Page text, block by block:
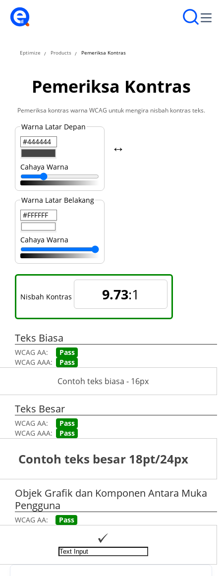
Eptimize Products Pemeriksa Kontras
Pemeriksa Kontras
Pemeriksa kontras warna WCAG untuk mengira nisbah kontras teks.
Warna Latar Depan
Cahaya Warna
↔️
Warna Latar Belakang
Cahaya Warna
Nisbah Kontras 9.73:1
Teks Biasa
WCAG AA:
Pass
WCAG AAA:
Pass
Contoh teks biasa - 16px
Teks Besar
WCAG AA:
Pass
WCAG AAA:
Pass
Contoh teks besar 18pt/24px
Objek Grafik dan Komponen Antara Muka
Pengguna
WCAG AA: Pass